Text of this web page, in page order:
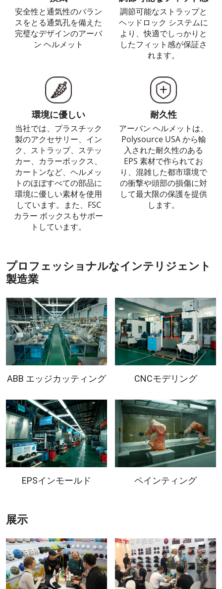
安全性と通気性のバラン
スをとる通気孔を備えた
完璧なデザインのアーバ
ン ヘルメット
調節可能なストラップと
ヘッドロック システムに
より、快適でしっかりと
したフィット感が保証さ
れます。
環境に優しい
当社では、プラスチック
製のアクセサリー、イン
ク、ストラップ、ステッ
カー、カラーボックス、
カートンなど、ヘルメッ
トのほぼすべての部品に
環境に優しい素材を使用
しています。また、FSC
カラー ボックスもサポー
トしています。
耐久性
アーバン ヘルメットは、
Polysource USA から輸
入された耐久性のある
EPS 素材で作られてお
り、混雑した都市環境で
の衝撃や頭部の損傷に対
して最大限の保護を提供
します。
プロフェッショナルなインテリジェント
製造業
ABB エッジカッティング CNCモデリング
EPSインモールド ペインティング
展示